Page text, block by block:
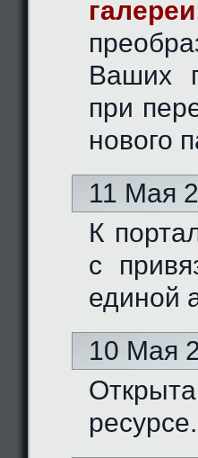
Ваших
при
нового
11 Мая
К
с
единой
10 Мая
ресурсе.